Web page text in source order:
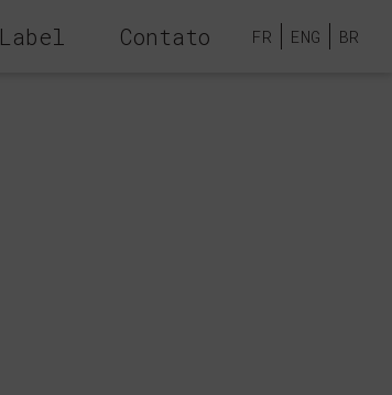
Label Contato FR ENG BR